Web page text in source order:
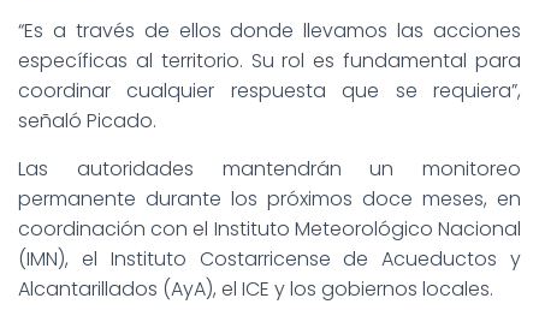
“Es a través de ellos donde llevamos las acciones
específicas al territorio. Su rol es fundamental para
coordinar cualquier respuesta que se requiera”,
señaló Picado.
Las autoridades mantendrán un monitoreo
permanente durante los próximos doce meses, en
coordinación con el Instituto Meteorológico Nacional
(IMN), el Instituto Costarricense de Acueductos y
Alcantarillados (AyA), el ICE y los gobiernos locales.